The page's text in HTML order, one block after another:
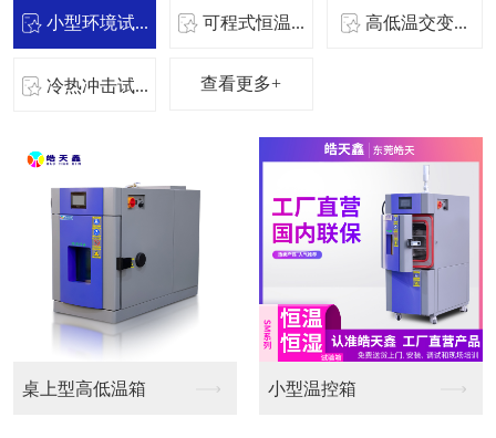
小型环境试... 可程式恒温... 高低温交变...
冷热冲击试... 查看更多+
桌上型高低温箱 小型温控箱